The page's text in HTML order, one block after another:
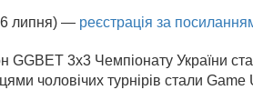
липня) — реєстрація за
GGBET 3х3 Чемпіонату України
чоловічих турнірів стали Game